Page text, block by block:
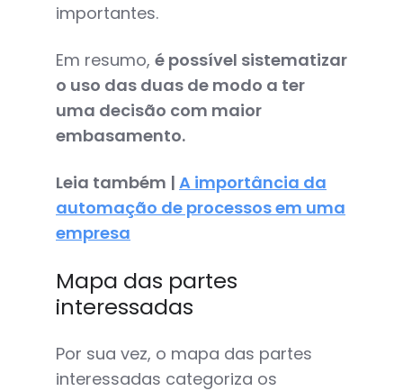
importantes.
Em resumo, é possível sistematizar
o uso das duas de modo a ter
uma decisão com maior
embasamento.
Leia também | A importância da
automação de processos em uma
empresa
Mapa das partes
interessadas
Por sua vez, o mapa das partes
interessadas categoriza os